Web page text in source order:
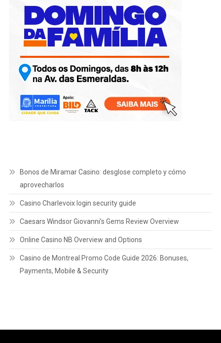
Bonos de Miramar Casino: desglose completo y cómo
aprovecharlos
Casino Charlevoix login security guide
Caesars Windsor Giovanni’s Gems Review Overview
Online Casino NB Overview and Options
Casino de Montreal Promo Code Guide 2026: Bonuses,
Payments, Mobile & Security